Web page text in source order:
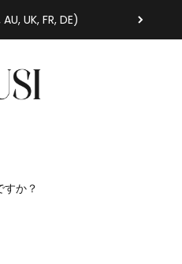
UK, FR, DE)
か？